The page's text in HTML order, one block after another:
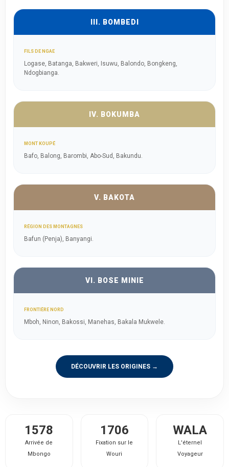
III. BOMBEDI
FILS DE NGAE
Logase, Batanga, Bakweri, Isuwu, Balondo, Bongkeng,
Ndogbianga.
IV. BOKUMBA
MONT KOUPÉ
Bafo, Balong, Barombi, Abo-Sud, Bakundu.
V. BAKOTA
RÉGION DES MONTAGNES
Bafun (Penja), Banyangi.
VI. BOSE MINIE
FRONTIÈRE NORD
Mboh, Ninon, Bakossi, Manehas, Bakala Mukwele.
DÉCOUVRIR LES ORIGINES →
1578
Arrivée de
Mbongo
1706
Fixation sur le
Wouri
WALA
L'éternel
Voyageur